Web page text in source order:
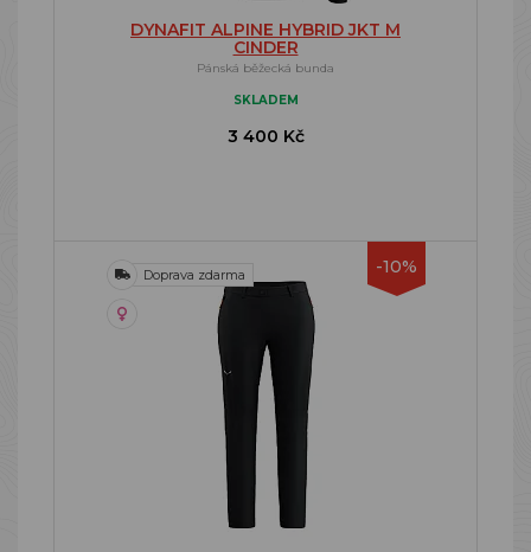
DYNAFIT ALPINE HYBRID JKT M
CINDER
Pánská běžecká bunda
SKLADEM
3 400 Kč
-10%
Doprava zdarma